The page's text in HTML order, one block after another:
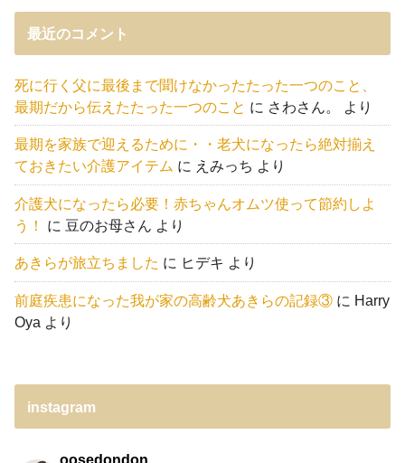
最近のコメント
死に行く父に最後まで聞けなかったたった一つのこと、
最期だから伝えたたった一つのこと に さわさん。 より
最期を家族で迎えるために・・老犬になったら絶対揃え
ておきたい介護アイテム に えみっち より
介護犬になったら必要！赤ちゃんオムツ使って節約しよ
う！
に 豆のお母さん より
あきらが旅立ちました に ヒデキ より
前庭疾患になった我が家の高齢犬あきらの記録③ に Harry
Oya より
instagram
oosedondon